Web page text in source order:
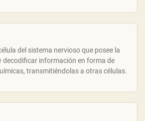
del sistema nervioso que posee la
decodificar información en forma de
transmitiéndolas a otras células.